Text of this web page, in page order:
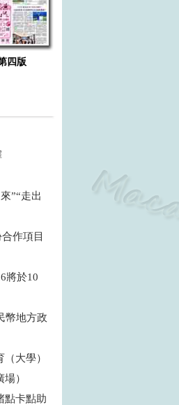
四版
”“走出
作項目
將於10
幣地方政
大學）
場）
點卡點助